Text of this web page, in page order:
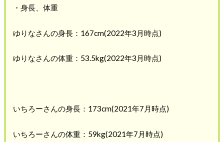
・身長、体重
ゆりなさんの身長：167cm(2022年3月時点)
ゆりなさんの体重：53.5kg(2022年3月時点)
いちろーさんの身長：173cm(2021年7月時点)
いちろーさんの体重：59kg(2021年7月時点)